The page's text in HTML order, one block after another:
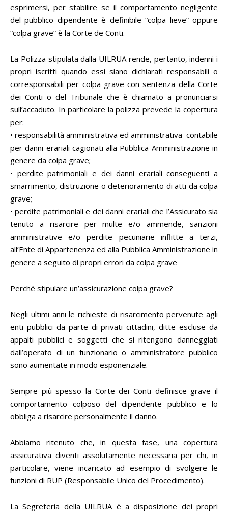
esprimersi, per stabilire se il comportamento negligente
del pubblico dipendente è definibile “colpa lieve” oppure
“colpa grave” è la Corte de Conti.
La Polizza stipulata dalla UILRUA rende, pertanto, indenni i
propri iscritti quando essi siano dichiarati responsabili o
corresponsabili per colpa grave con sentenza della Corte
dei Conti o del Tribunale che è chiamato a pronunciarsi
sull’accaduto. In particolare la polizza prevede la copertura
per:
• responsabilità amministrativa ed amministrativa–contabile
per danni erariali cagionati alla Pubblica Amministrazione in
genere da colpa grave;
• perdite patrimoniali e dei danni erariali conseguenti a
smarrimento, distruzione o deterioramento di atti da colpa
grave;
• perdite patrimoniali e dei danni erariali che l’Assicurato sia
tenuto a risarcire per multe e/o ammende, sanzioni
amministrative e/o perdite pecuniarie inflitte a terzi,
all’Ente di Appartenenza ed alla Pubblica Amministrazione in
genere a seguito di propri errori da colpa grave
Perché stipulare un’assicurazione colpa grave?
Negli ultimi anni le richieste di risarcimento pervenute agli
enti pubblici da parte di privati cittadini, ditte escluse da
appalti pubblici e soggetti che si ritengono danneggiati
dall’operato di un funzionario o amministratore pubblico
sono aumentate in modo esponenziale.
Sempre più spesso la Corte dei Conti definisce grave il
comportamento colposo del dipendente pubblico e lo
obbliga a risarcire personalmente il danno.
Abbiamo ritenuto che, in questa fase, una copertura
assicurativa diventi assolutamente necessaria per chi, in
particolare, viene incaricato ad esempio di svolgere le
funzioni di RUP (Responsabile Unico del Procedimento).
La Segreteria della UILRUA è a disposizione dei propri